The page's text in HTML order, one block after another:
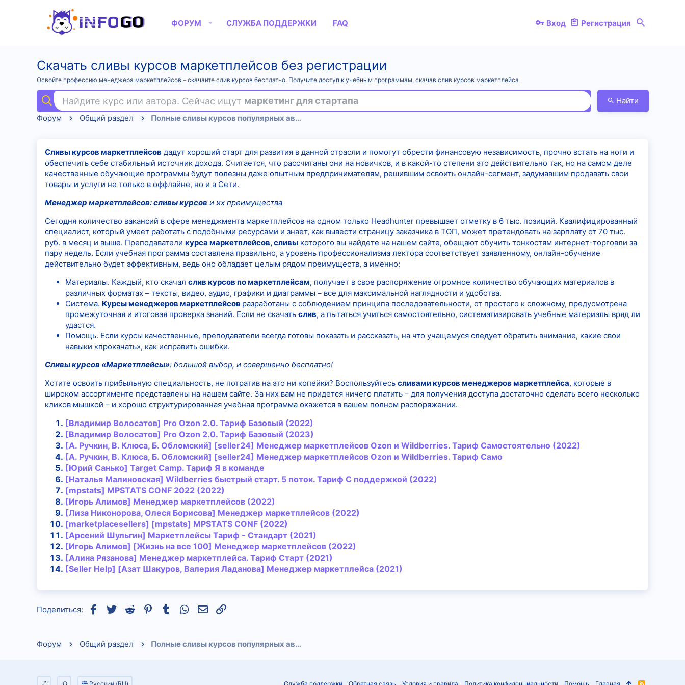
ФОРУМ СЛУЖБА ПОДДЕРЖКИ FAQ Вход Регистрация
Скачать сливы курсов маркетплейсов без регистрации
Освойте профессию менеджера маркетплейсов – скачайте слив курсов бесплатно. Получите доступ к учебным программам, скачав слив курсов маркетплейса
Найдите курс или автора. Сейчас ищут маркетинг для стартапа
Найти
Форум
Общий раздел Полные сливы курсов популярных авторов
Сливы курсов маркетплейсов дадут хороший старт для развития в данной отрасли и помогут обрести финансовую независимость, прочно встать на ноги и
обеспечить себе стабильный источник дохода. Считается, что рассчитаны они на новичков, и в какой-то степени это действительно так, но на самом деле
качественные обучающие программы будут полезны даже опытным предпринимателям, решившим освоить онлайн-сегмент, задумавшим продавать свои
товары и услуги не только в оффлайне, но и в Сети.
Менеджер маркетплейсов: сливы курсов и их преимущества
Сегодня количество вакансий в сфере менеджмента маркетплейсов на одном только Headhunter превышает отметку в 6 тыс. позиций. Квалифицированный
специалист, который умеет работать с подобными ресурсами и знает, как вывести страницу заказчика в ТОП, может претендовать на зарплату от 70 тыс.
руб. в месяц и выше. Преподаватели курса маркетплейсов, сливы которого вы найдете на нашем сайте, обещают обучить тонкостям интернет-торговли за
пару недель. Если учебная программа составлена правильно, а уровень профессионализма лектора соответствует заявленному, онлайн-обучение
действительно будет эффективным, ведь оно обладает целым рядом преимуществ, а именно:
Материалы. Каждый, кто скачал слив курсов по маркетплейсам, получает в свое распоряжение огромное количество обучающих материалов в
различных форматах – тексты, видео, аудио, графики и диаграммы – все для максимальной наглядности и удобства.
Система. Курсы менеджеров маркетплейсов разработаны с соблюдением принципа последовательности, от простого к сложному, предусмотрена
промежуточная и итоговая проверка знаний. Если не скачать слив, а пытаться учиться самостоятельно, систематизировать учебные материалы вряд ли
удастся.
Помощь. Если курсы качественные, преподаватели всегда готовы показать и рассказать, на что учащемуся следует обратить внимание, какие свои
навыки «прокачать», как исправить ошибки.
Сливы курсов «Маркетплейсы»: большой выбор, и совершенно бесплатно!
Хотите освоить прибыльную специальность, не потратив на это ни копейки? Воспользуйтесь сливами курсов менеджеров маркетплейса, которые в
широком ассортименте представлены на нашем сайте. За них вам не придется ничего платить – для получения доступа достаточно сделать всего несколько
кликов мышкой – и хорошо структурированная учебная программа окажется в вашем полном распоряжении.
[Владимир Волосатов] Pro Ozon 2.0. Тариф Базовый (2022)
[Владимир Волосатов] Pro Ozon 2.0. Тариф Базовый (2023)
[А. Ручкин, В. Клюса, Б. Обломский] [seller24] Менеджер маркетплейсов Ozon и Wildberries. Тариф Самостоятельно (2022)
[А. Ручкин, В. Клюса, Б. Обломский] [seller24] Менеджер маркетплейсов Ozon и Wildberries. Тариф Само
[Юрий Санько] Target Camp. Тариф Я в команде
[Наталья Малиновская] Wildberries быстрый старт. 5 поток. Тариф С поддержкой (2022)
[mpstats] MPSTATS CONF 2022 (2022)
[Игорь Алимов] Менеджер маркетплейсов (2022)
[Лиза Никонорова, Олеся Борисова] Менеджер маркетплейсов (2022)
[marketplacesellers] [mpstats] MPSTATS CONF (2022)
[Арсений Шульгин] Маркетплейсы Тариф - Стандарт (2021)
[Игорь Алимов] [Жизнь на все 100] Менеджер маркетплейсов (2022)
[Алина Рязанова] Менеджер маркетплейса. Тариф Старт (2021)
[Seller Help] [Азат Шакуров, Валерия Ладанова] Менеджер маркетплейса (2021)
Поделиться: Facebook
TwitterReddit Pinterest
TumblrWhatsAppЭлектронная почта
Ссылка
Форум Общий раздел Полные сливы курсов популярных авторов
R